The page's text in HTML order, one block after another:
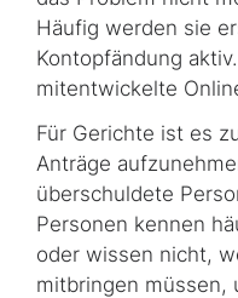
Häufig werden sie
Kontopfändung
mitentwickelte
Für Gerichte ist es
Anträge
überschuldete
Personen kennen
oder wissen nicht,
mitbringen müssen,